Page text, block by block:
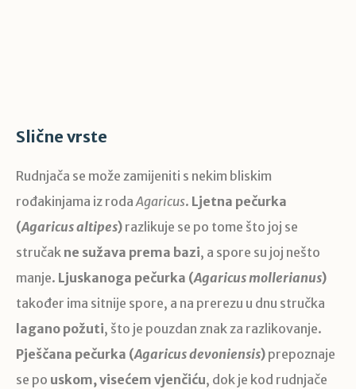
Slične vrste
Rudnjača se može zamijeniti s nekim bliskim
rođakinjama iz rodaAgaricus. Ljetna pečurka
(Agaricus altipes) razlikuje se po tome što joj se
stručak ne sužava prema bazi, a spore su joj nešto
manje. Ljuskanoga pečurka (Agaricus mollerianus)
također ima sitnije spore, a na prerezu u dnu stručka
lagano požuti, što je pouzdan znak za razlikovanje.
Pješčana pečurka (Agaricus devoniensis) prepoznaje
se po uskom, visećem vjenčiću, dok je kod rudnjače